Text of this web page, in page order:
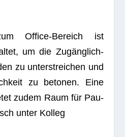
Office-Bereich ist
um die Zugäng­lich­
zu unter­strei­chen und
zu beto­nen. Eine
zudem Raum für Pau­
unter Kolleg